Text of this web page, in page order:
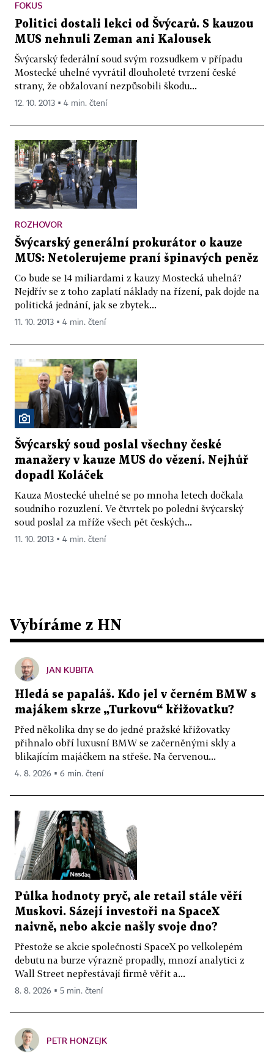
FOKUS
Politici dostali lekci od Švýcarů. S kauzou
MUS nehnuli Zeman ani Kalousek
Švýcarský federální soud svým rozsudkem v případu
Mostecké uhelné vyvrátil dlouholeté tvrzení české
strany, že obžalovaní nezpůsobili škodu...
12. 10. 2013 ▪ 4 min. čtení
ROZHOVOR
Švýcarský generální prokurátor o kauze
MUS: Netolerujeme praní špinavých peněz
Co bude se 14 miliardami z kauzy Mostecká uhelná?
Nejdřív se z toho zaplatí náklady na řízení, pak dojde na
politická jednání, jak se zbytek...
11. 10. 2013 ▪ 4 min. čtení
Švýcarský soud poslal všechny české
manažery v kauze MUS do vězení. Nejhůř
dopadl Koláček
Kauza Mostecké uhelné se po mnoha letech dočkala
soudního rozuzlení. Ve čtvrtek po poledni švýcarský
soud poslal za mříže všech pět českých...
11. 10. 2013 ▪ 4 min. čtení
Vybíráme z HN
JAN KUBITA
Hledá se papaláš. Kdo jel v černém BMW s
majákem skrze „Turkovu“ křižovatku?
Před několika dny se do jedné pražské křižovatky
přihnalo obří luxusní BMW se začerněnými skly a
blikajícím majáčkem na střeše. Na červenou...
4. 8. 2026 ▪ 6 min. čtení
Půlka hodnoty pryč, ale retail stále věří
Muskovi. Sázejí investoři na SpaceX
naivně, nebo akcie našly svoje dno?
Přestože se akcie společnosti SpaceX po velkolepém
debutu na burze výrazně propadly, mnozí analytici z
Wall Street nepřestávají firmě věřit a...
8. 8. 2026 ▪ 5 min. čtení
PETR HONZEJK